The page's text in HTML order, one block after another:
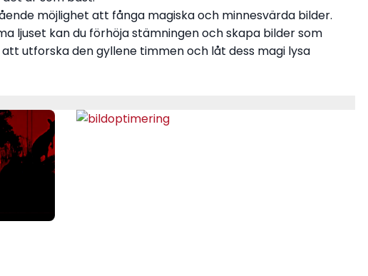
möjlighet att fånga magiska och minnesvärda bilder.
ljuset kan du förhöja stämningen och skapa bilder som
utforska den gyllene timmen och låt dess magi lysa